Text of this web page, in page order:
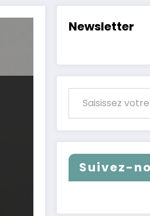
Newsletter
Saisissez votre adresse e-mail…
Suivez-